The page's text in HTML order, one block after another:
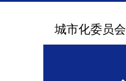
城市化委员会